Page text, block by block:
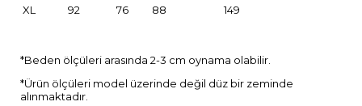
XL
92 76 88 149
*Beden ölçüleri arasında 2-3 cm oynama olabilir.
*Ürün ölçüleri model üzerinde değil düz bir zeminde
alınmaktadır.